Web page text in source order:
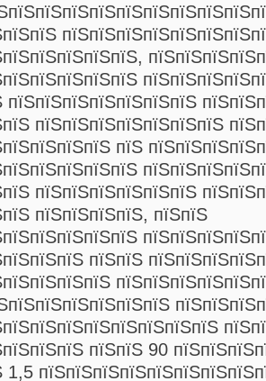
пїЅпїЅпїЅпїЅпїЅпїЅпїЅ
пїЅпїЅпїЅпїЅпїЅпїЅпїЅ
пїЅ
пїЅпїЅпїЅпїЅпїЅпїЅ
пїЅпїЅпїЅпїЅ, пїЅпїЅ
пїЅпїЅ
пїЅпїЅ 90
1,5